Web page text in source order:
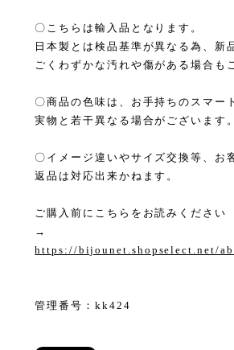
〇こちらは輸入品となります。
日本製とは検品基準が異なる為、新
ごくわずかな汚れや傷がある場合も
〇商品の色味は、お手持ちのスマー
実物と若干異なる場合がございます。
〇イメージ違いやサイズ交換等、お
返品は対応出来かねます。
ご購入前にこちらをお読みください
→
https://bijounet.shopselect.net/
管理番号：kk424